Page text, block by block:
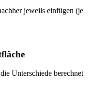
jeweils einfügen (je
Unterschiede berechnet